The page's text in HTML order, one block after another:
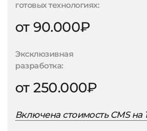
готовых технологиях:
от 90.000₽
Эксклюзивная
разработка:
от 250.000₽
Включена стоимость CMS на